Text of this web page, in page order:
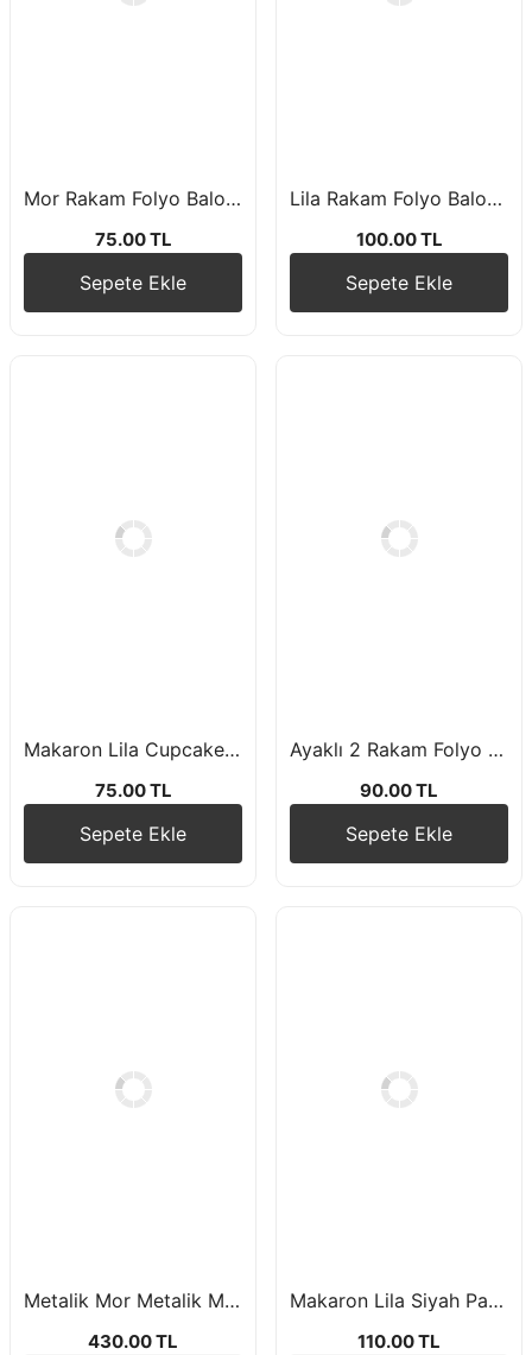
Mor Rakam Folyo Balon 76 cm
75.00 TL
Sepete Ekle
Lila Rakam Folyo Balon 100 cm 40 inç
100.00 TL
Sepete Ekle
Makaron Lila Cupcake Kek Kapsülü 15 Adet
75.00 TL
Sepete Ekle
Ayaklı 2 Rakam Folyo Balon 75 cm
90.00 TL
Sepete Ekle
Metalik Mor Metalik Mavi Metalik Lila Beyaz Pastel Balon Zincir Seti
430.00 TL
Makaron Lila Siyah Pastel Konfetili Balon Seti 10 Adet
110.00 TL